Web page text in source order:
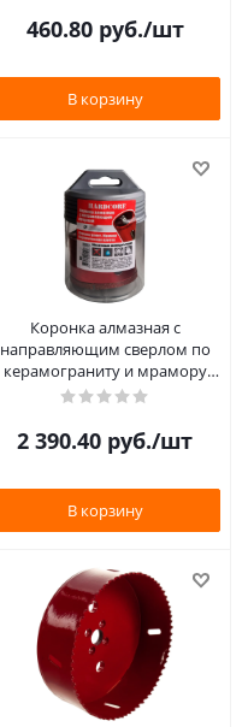
460.80руб./шт
В корзину
Коронка алмазная с
направляющим сверлом по
керамограниту и мрамору
120мм "Hardcore"
2 390.40 руб./шт
В корзину